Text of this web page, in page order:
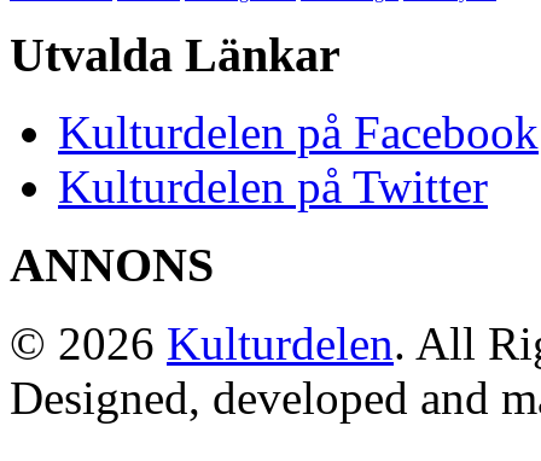
Utvalda Länkar
Kulturdelen på Facebook
Kulturdelen på Twitter
ANNONS
© 2026 Kulturdelen. All
Designed, developed and